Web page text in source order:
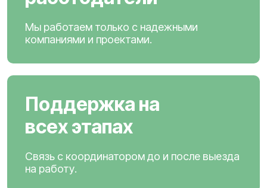
Мы работаем только с надежными
компаниями и проектами.
Поддержка на
всех этапах
Связь с координатором до и после выезда
на работу.